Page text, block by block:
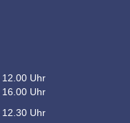
Uhr
Uhr
Uhr